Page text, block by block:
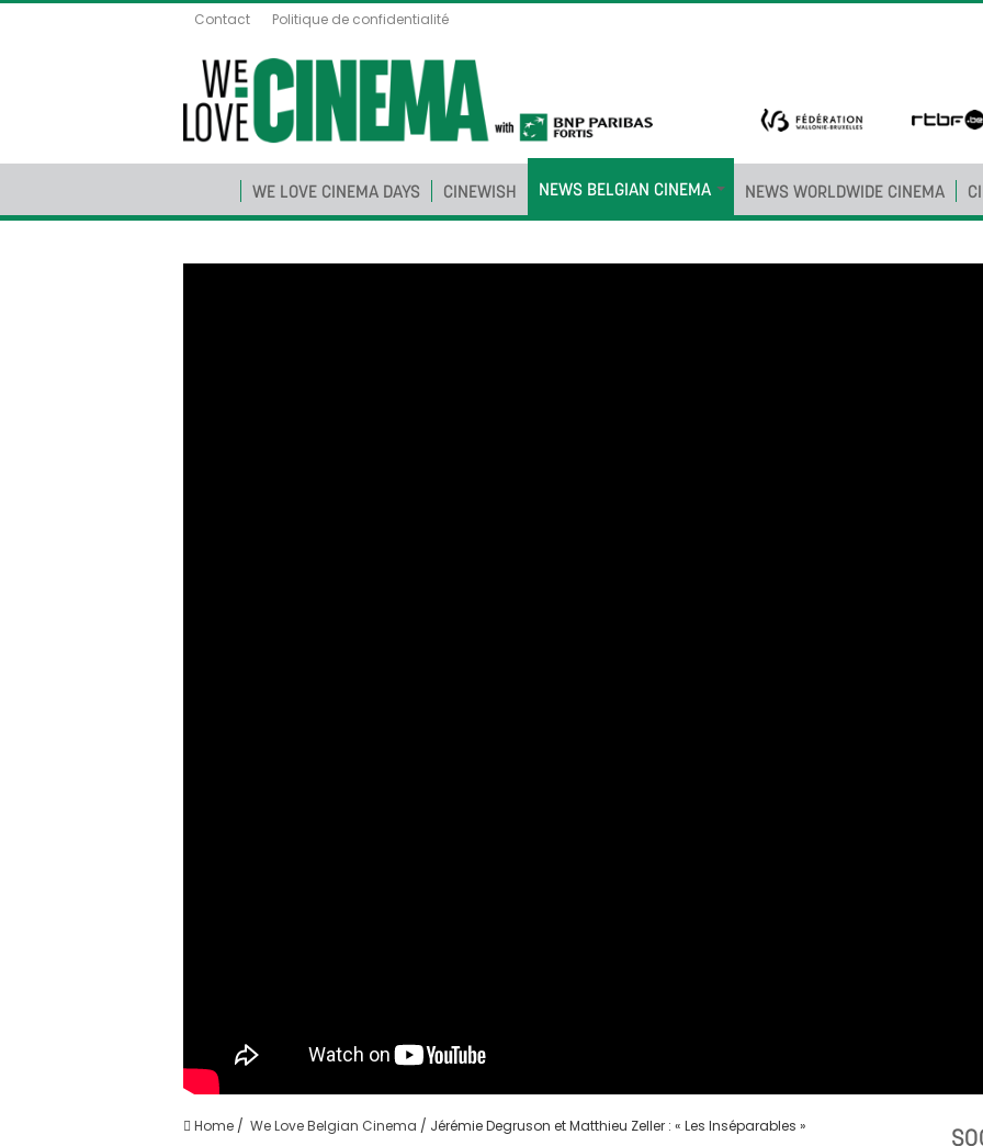
Contact Politique de confidentialité
WE LOVE CINEMA DAYS CINEWISH NEWS BELGIAN CINEMA NEWS WORLDWIDE CINEMA
Home / We Love Belgian Cinema / Jérémie Degruson et Matthieu Zeller : « Les Inséparables »